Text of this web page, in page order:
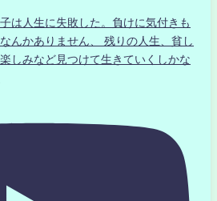
は人生に失敗した。負けに気付きも
んかありません、 残りの人生、貧し
しみなど見つけて生きていくしかな